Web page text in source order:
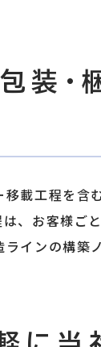
装
載工程を
、お客様
インの構築